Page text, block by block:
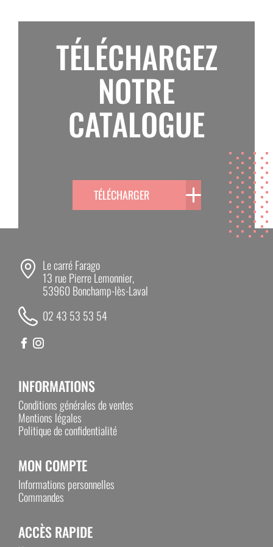
Déplacer facilement l’appareilune fois
l’opération terminée.
TÉLÉCHARGEZ
NOTRE
CATALOGUE
TÉLÉCHARGER
Le carré Farago
13 rue Pierre Lemonnier,
53960 Bonchamp-lès-Laval
02 43 53 53 54
INFORMATIONS
Conditions générales de ventes
Mentions légales
Politique de confidentialité
MON COMPTE
Informations personnelles
Commandes
ACCÈS RAPIDE